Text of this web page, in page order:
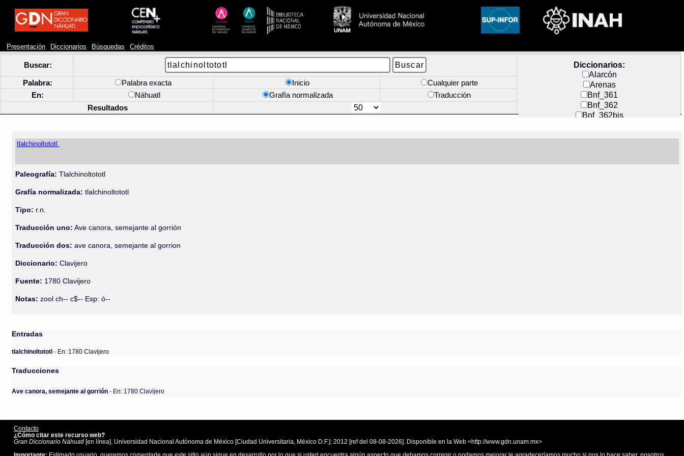
Presentación Diccionarios Búsquedas Créditos
Buscar:
Diccionarios:
Alarcón
Arenas
Bnf_361
Bnf_362
Bnf_362bis
Docs_México
Palabra: Palabra exacta Inicio
Cualquier parte
En:
Náhuatl Grafía normalizada
Traducción
Resultados
tlalchinoltototl
Paleografía: Tlalchinoltototl
Grafía normalizada: tlalchinoltototl
Tipo: r.n.
Traducción uno: Ave canora, semejante al gorrión
Traducción dos: ave canora, semejante al gorrion
Diccionario:Clavijero
Fuente: 1780 Clavijero
Notas: zool ch-- c$-- Esp: ó--
Entradas
tlalchinoltototl- En: 1780 Clavijero
Traducciones
Ave canora, semejante al gorrión - En: 1780 Clavijero
Contacto
¿Cómo citar este recurso web?
Gran Diccionario Náhuatl[en línea]. Universidad Nacional Autónoma de México [Ciudad Universitaria, México D.F.]: 2012 [ref del 08-08-2026]. Disponible en la Web <http://www.gdn.unam.mx>